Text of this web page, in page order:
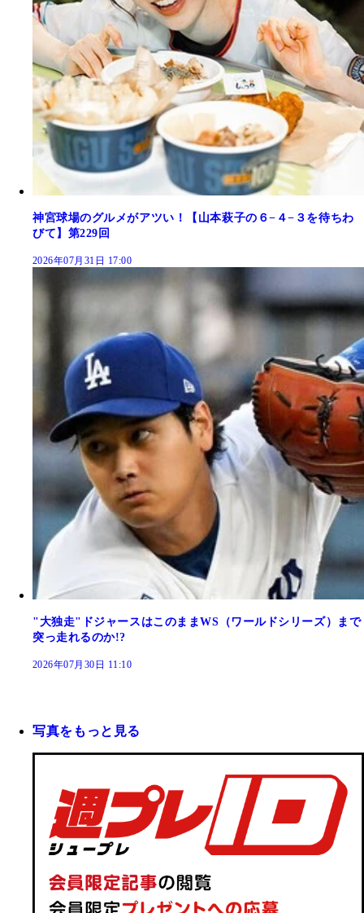
神宮球場のグルメがアツい！【山本萩子の６−４−３を待ちわ
びて】第229回
2026年07月31日 17:00
"大独走"ドジャースはこのままWS（ワールドシリーズ）まで
突っ走れるのか!?
2026年07月30日 11:10
写真をもっと見る